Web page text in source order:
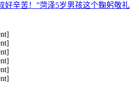
好辛苦！”菏泽5岁男孩这个鞠躬敬礼